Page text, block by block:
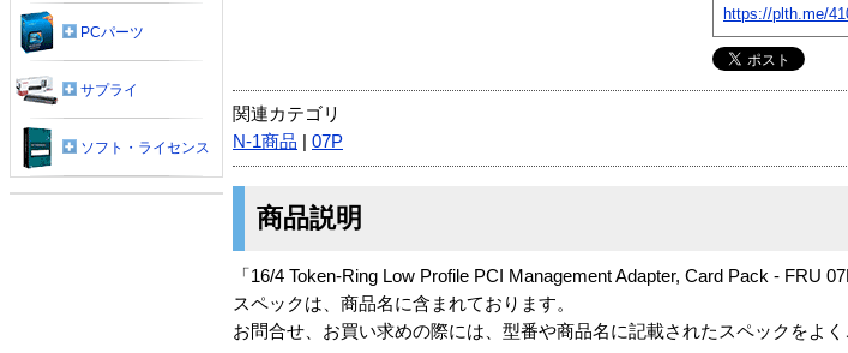
https://plth.me/
関連カテゴリ
N-1商品
07P
商品説明
「16/4 Token-Ring Low Profile PCI Management Adapter, Card Pack - FRU
スペックは、商品名に含まれております。
お問合せ、お買い求めの際には、型番や商品名に記載されたスペックをよく
PCパーツ
サプライ
ソフト・ライセンス